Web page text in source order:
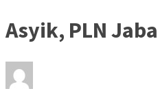
Asyik, PLN